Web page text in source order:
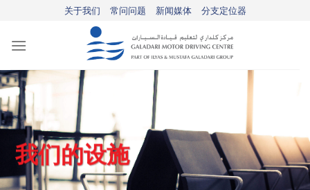
content
关于我们 常问问题 新闻媒体 分支定位器
我们的设施